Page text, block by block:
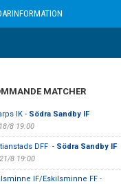
MATCHER
IK - Södra Sandby IF
8 19:00
DFF - Södra Sandby IF
8 19:00
IF/Eskilsminne FF -